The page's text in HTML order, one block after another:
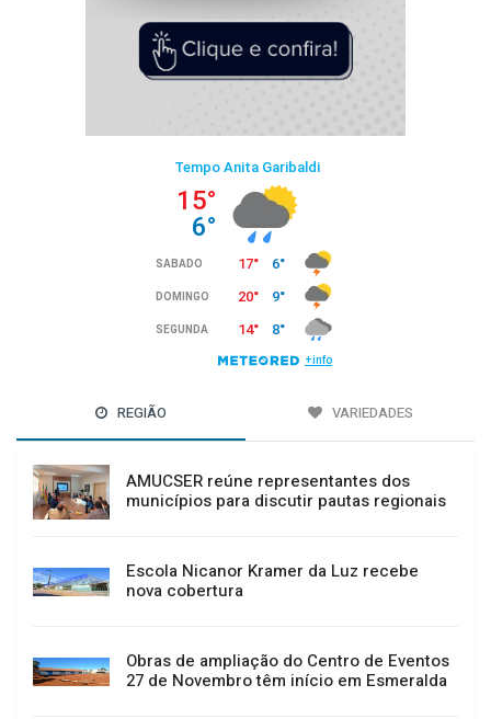
REGIÃO VARIEDADES
AMUCSER reúne representantes dos
municípios para discutir pautas regionais
Escola Nicanor Kramer da Luz recebe
nova cobertura
Obras de ampliação do Centro de Eventos
27 de Novembro têm início em Esmeralda